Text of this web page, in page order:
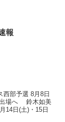
報
西部予選 8月8日
場へ 鈴木如美
日(土)・15日